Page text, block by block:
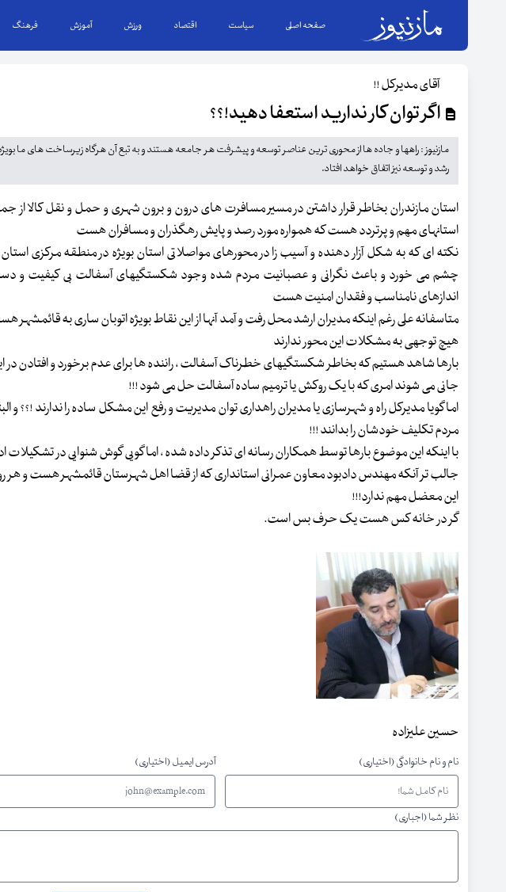
صفحه اصلی سیاست اقتصاد ورزش آموزش فرهنگ
آقای مدیرکل !!
اگر توان کار ندارید استعفا دهید!؟؟
مازنیوز : راهها و جاده ها از محوری ترین عناصر توسعه و پیشرفت هر جامعه هستند و به تبع آن هرگاه زیرساخت های ما
رشد و توسعه نیز اتفاق خواهد افتاد.
استان مازندران بخاطر قرار داشتن در مسیر مسافرت های درون و برون شهری و حمل و نقل کالا از
استانهای مهم و پرتردد هست که همواره مورد رصد و پایش رهگذران و مسافران هست
نکته ای که به شکل آزار دهنده و آسیب زا در محورهای مواصلاتی استان بویژه در منطقه مرکزی
چشم می خورد و باعث نگرانی و عصبانیت مردم شده وجود شکستگیهای آسفالت بی کیفیت و
اندازهای نامناسب و فقدان امنیت هست
متاسفانه علی رغم اینکه مدیران ارشد محل رفت و آمد آنها از این نقاط بویژه اتوبان ساری به قائمشهر
هیچ توجهی به مشکلات این محور ندارند
بارها شاهد هستیم که بخاطر شکستگیهای خطرناک آسفالت ، راننده ها برای عدم برخورد و افتادن در
جانی می شوند امری که با یک روکش یا ترمیم ساده آسفالت حل می شود !!!
اما گویا مدیرکل راه و شهرسازی یا مدیران راهداری توان مدیریت و رفع این مشکل ساده را ندارند !؟؟
مردم تکلیف خودشان را بدانند !!!
با اینکه این موضوع بارها توسط همکاران رسانه ای تذکر داده شده ، اما گویی گوش شنوایی در تشکیلات
جالب تر آنکه مهندس دادبود معاون عمرانی استانداری که از قضا اهل شهرستان قائمشهر هست و هر
این معضل مهم ندارد!!!
گر در خانه کس هست یک حرف بس است.
حسین علیزاده
نام و نام خانوادگی (اختیاری) آدرس ایمیل (اختیاری)
نظر شما (اجباری)